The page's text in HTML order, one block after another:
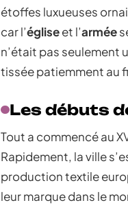
étoffes luxueuses
car l’égliseet l’armée
n’était pas seulement
tissée patiemment au
Les débuts
Tout a commencé au
Rapidement, la ville
production textile
leur marque dans le